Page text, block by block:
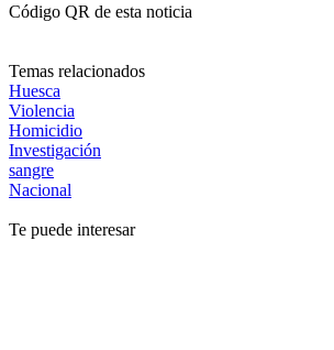
Código QR de esta noticia
Temas relacionados
Huesca
Violencia
Homicidio
Investigación
sangre
Nacional
Te puede interesar